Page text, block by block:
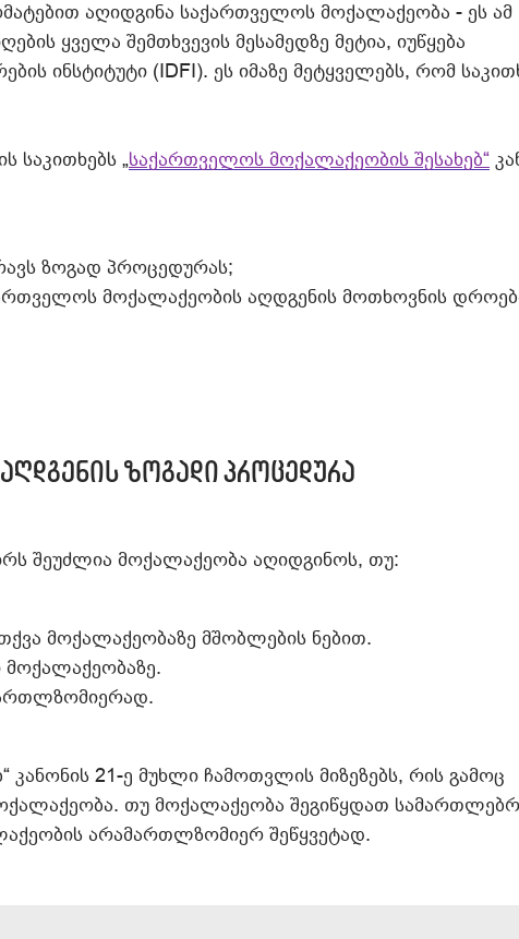
აღიდგინა საქართველოს მოქალაქეობა - ეს ამ
ყველა შემთხვევის მესამედზე მეტია, იუწყება
ინსტიტუტი (IDFI). ეს იმაზე მეტყველებს, რომ
საკითხებს „საქართველოს მოქალაქეობის შესახებ“
ზოგად პროცედურას;
მოქალაქეობის აღდგენის მოთხოვნის
ზოგადი პროცედურა
შეუძლია მოქალაქეობა აღიდგინოს, თუ:
მოქალაქეობაზე მშობლების ნებით.
მოქალაქეობაზე.
კანონის 21-ე მუხლი ჩამოთვლის მიზეზებს, რის გამოც
თუ მოქალაქეობა შეგიწყდათ
არამართლზომიერ შეწყვეტად.